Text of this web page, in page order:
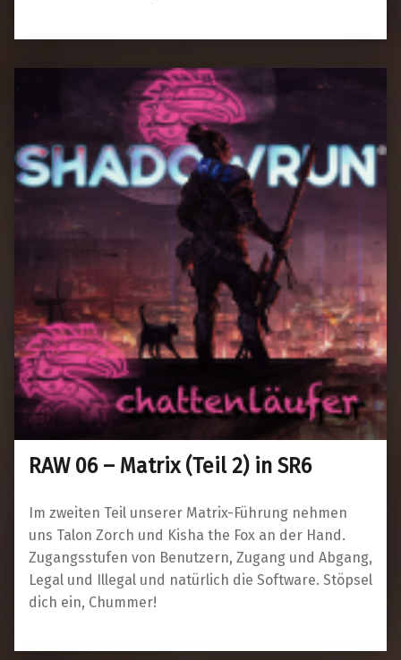
RAW 06 – Matrix (Teil 2) in SR6
Im zweiten Teil unserer Matrix-Führung nehmen
uns Talon Zorch und Kisha the Fox an der Hand.
Zugangsstufen von Benutzern, Zugang und Abgang,
Legal und Illegal und natürlich die Software. Stöpsel
dich ein, Chummer!